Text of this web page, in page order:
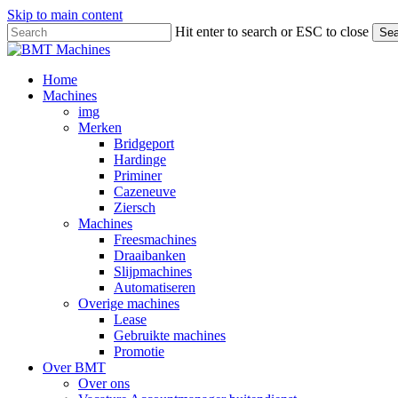
Skip to main content
Hit enter to search or ESC to close
Close
Bekijk
onze
Home
Machines
img
Merken
Bridgeport
Hardinge
Priminer
Cazeneuve
Ziersch
Machines
Freesmachines
Draaibanken
Slijpmachines
Automatiseren
Overige machines
Lease
Gebruikte machines
Promotie
Over BMT
Over ons